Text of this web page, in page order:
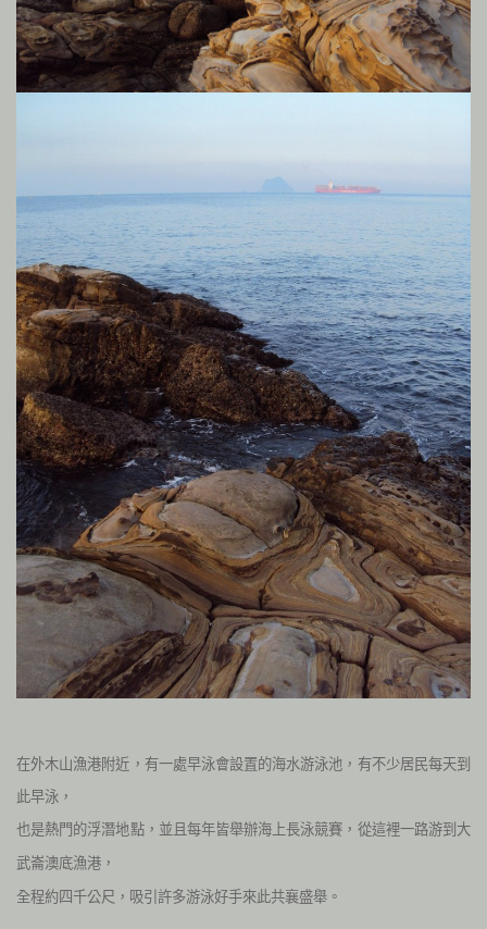
在外木山漁港附近，有一處早泳會設置的海水游泳池，有不少居民每天到
此早泳，
也是熱門的浮潛地點，並且每年皆舉辦海上長泳競賽， 從這裡一路游到大
武崙澳底漁港，
全程約四千公尺，吸引許多游泳好手來此共襄盛舉。